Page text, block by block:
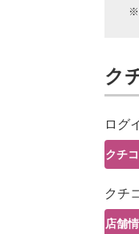
※
ク
ログ
クチ
クチ
店舗